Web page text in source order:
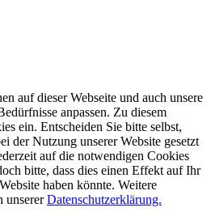
auf dieser Webseite und auch unsere
anpassen. Zu diesem
ein. Entscheiden Sie bitte selbst,
der Nutzung unserer Website gesetzt
auf die notwendigen Cookies
bitte, dass dies einen Effekt auf Ihr
haben könnte. Weitere
unsererDatenschutzerklärung.